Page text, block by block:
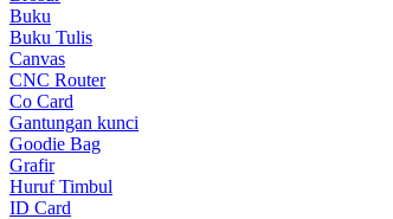
Buku
Buku Tulis
Canvas
CNC Router
Co Card
Gantungan kunci
Goodie Bag
Grafir
Huruf Timbul
ID Card